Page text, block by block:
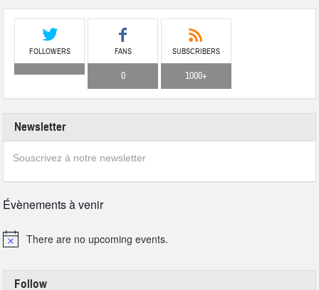
FOLLOWERS FANS
0
SUBSCRIBERS
1000+
Newsletter
Souscrivez à notre newsletter
Évènements à venir
There are no upcoming events.
Follow